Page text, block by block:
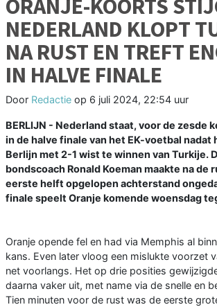
ORANJE-KOORTS
NEDERLAND KLOPT
NA RUST EN TREFT
IN HALVE FINALE
Door Redactie op 6 juli 2024, 22:54 uur
BERLIJN - Nederland staat, voor de zesde
in de halve finale van het EK-voetbal nadat
Berlijn met 2-1 wist te winnen van Turkije.
bondscoach Ronald Koeman maakte na de
eerste helft opgelopen achterstand
finale speelt Oranje komende woensdag
Oranje opende fel en had via Memphis al
kans. Even later vloog een mislukte voorzet
net voorlangs. Het op drie posities
daarna vaker uit, met name via de snelle en
Tien minuten voor de rust was de eerste